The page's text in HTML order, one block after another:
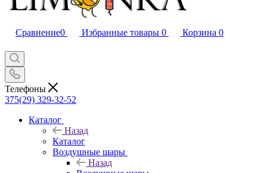
Сравнение0 Избранные товары 0 Корзина 0
Телефоны
375(29) 329-32-52
Каталог
Назад
Каталог
Воздушные шары
Назад